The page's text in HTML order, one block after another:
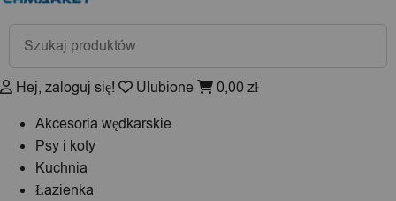
Wyszukiwarka
produktów
Hej, zaloguj się! Ulubione 0,00 zł
Akcesoria wędkarskie
Psy i koty
Kuchnia
Łazienka